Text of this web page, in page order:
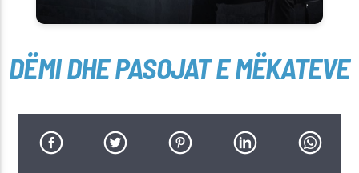
DËMI DHE PASOJAT E MËKATEVE